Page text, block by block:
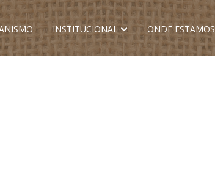
INSTITUCIONAL ONDE ESTAMOS